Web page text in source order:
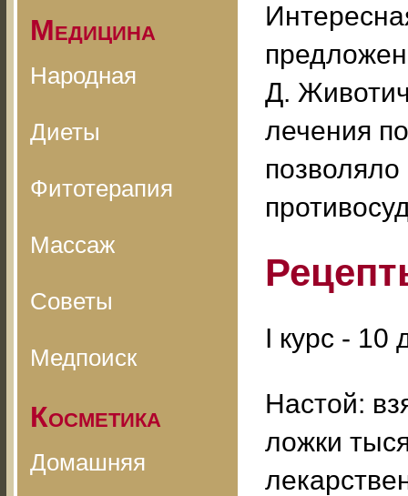
Медицина
Народная
Диеты
Фитотерапия
Массаж
Советы
Медпоиск
Косметика
Домашняя
Д.
лечения
позволяло
I курс - 10
Настой:
ложки